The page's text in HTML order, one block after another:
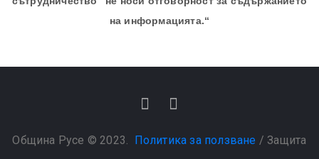
на информацията.“
Община Русе © 2023. Политика за ползване / Защита